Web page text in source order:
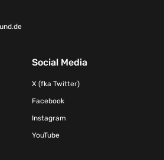
Social Media
X (fka Twitter)
Facebook
Instagram
YouTube